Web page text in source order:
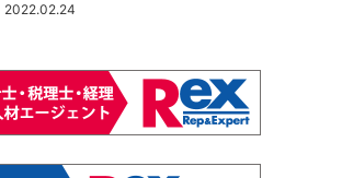
2022.02.24